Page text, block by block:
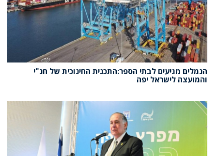
הנמלים מגיעים לבתי הספר:התכנית החינוכית של חנ"י
והמועצה לישראל יפה